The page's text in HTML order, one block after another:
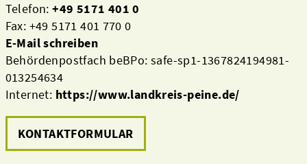
Telefon:+49 5171 401 0
Fax: +49 5171 401 770 0
E-Mail schreiben
Behördenpostfach beBPo: safe-sp1-1367824194981-
013254634
Internet: https://www.landkreis-peine.de/
KONTAKTFORMULAR